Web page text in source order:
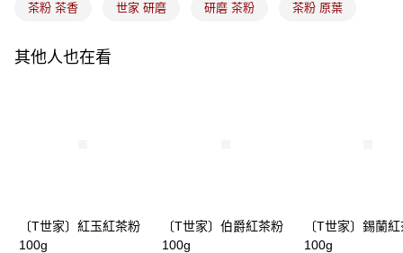
茶粉 茶香 世家 研磨 研磨 茶粉 茶粉 原葉
其他人也在看
〔T世家〕紅玉紅茶粉
100g
〔T世家〕伯爵紅茶粉
100g
〔T世家〕錫蘭
100g